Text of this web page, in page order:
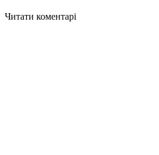
Читати коментарі